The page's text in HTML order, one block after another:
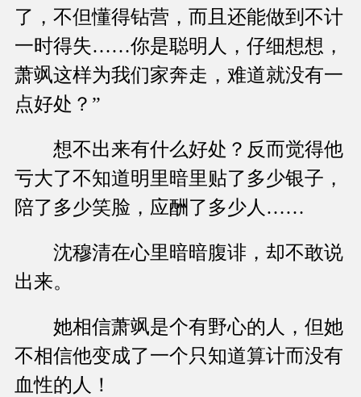
了，不但懂得钻营，而且还能做到不计
一时得失……你是聪明人，仔细想想，
萧飒这样为我们家奔走，难道就没有一
点好处？”
想不出来有什么好处？反而觉得他
亏大了不知道明里暗里贴了多少银子，
陪了多少笑脸，应酬了多少人……
沈穆清在心里暗暗腹诽，却不敢说
出来。
她相信萧飒是个有野心的人，但她
不相信他变成了一个只知道算计而没有
血性的人！